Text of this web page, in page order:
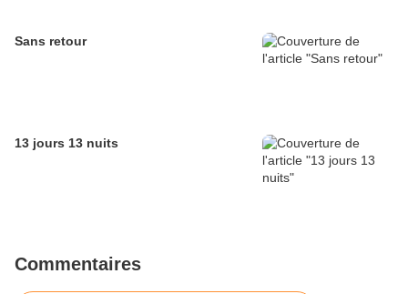
Sans retour
13 jours 13 nuits
Commentaires